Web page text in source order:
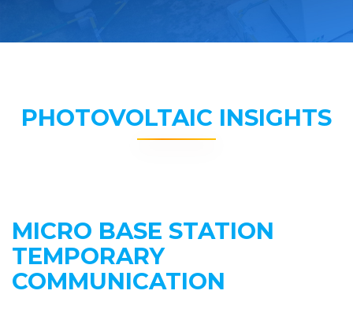
PHOTOVOLTAIC INSIGHTS
MICRO BASE STATION
TEMPORARY
COMMUNICATION